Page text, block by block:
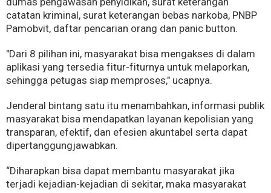
catatan kriminal, surat keterangan bebas narkoba, PNBP
Pamobvit, daftar pencarian orang dan panic button.
"Dari 8 pilihan ini, masyarakat bisa mengakses di dalam
aplikasi yang tersedia fitur-fiturnya untuk melaporkan,
sehingga petugas siap memproses," ucapnya.
Jenderal bintang satu itu menambahkan, informasi publik
masyarakat bisa mendapatkan layanan kepolisian yang
transparan, efektif, dan efesien akuntabel serta dapat
dipertanggungjawabkan.
“Diharapkan bisa dapat membantu masyarakat jika
terjadi kejadian-kejadian di sekitar, maka masyarakat